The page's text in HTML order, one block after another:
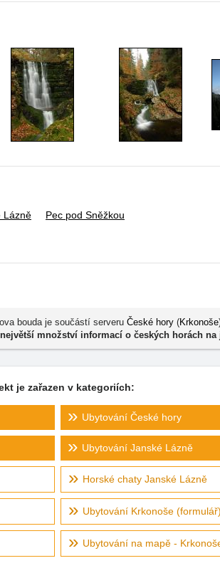
Lázně
Pec pod Sněžkou
bouda je součástí serveru České hory(Krkonoše
množství informací o českých horách
je zařazen v kategoriích:
Ubytování České hory
Ubytování Janské Lázně
Horské chaty Janské Lázně
Ubytování Krkonoše (formulář)
Ubytování na mapě -